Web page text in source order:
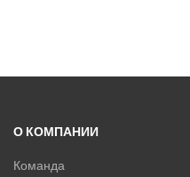
О КОМПАНИИ
Команда